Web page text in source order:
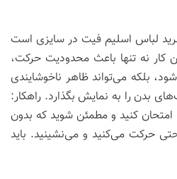
لباس اسلیم فیت در سایزی است
نه تنها باعث محدودیت حرکت،
بلکه می‌تواند ظاهر ناخوشایندی
بدن را به نمایش بگذارد. راهکار:
کنید و مطمئن شوید که بدون
حرکت می‌کنید و می‌نشینید. باید